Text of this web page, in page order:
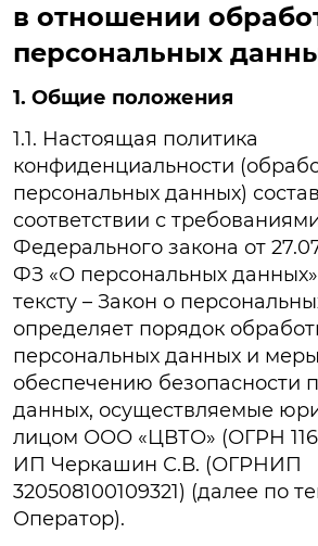
в отношении
персональных
1. Общие положения
1.1. Настоящая политика
конфиденциальности
персональных данных)
соответствии с требованиями
Федерального закона от
ФЗ «О персональных
тексту – Закон о
определяет порядок
персональных данных и
обеспечению безопасности
данных, осуществляемые
лицом ООО «ЦВТО» (ОГРН
ИП Черкашин С.В. (ОГРНИП
320508100109321) (далее по
Оператор).